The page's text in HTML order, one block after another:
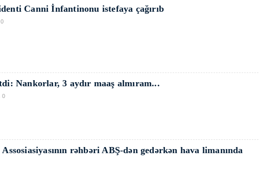
Canni İnfantinonu istefaya çağırıb
0
Nankorlar, 3 aydır maaş almıram...
0
rəhbəri ABŞ-dən gedərkən hava limanında